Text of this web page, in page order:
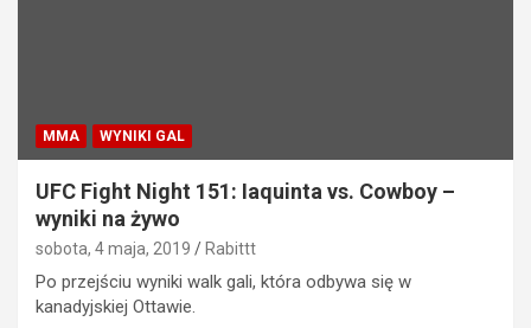
MMA WYNIKI GAL
UFC Fight Night 151: Iaquinta vs. Cowboy –
wyniki na żywo
sobota, 4 maja, 2019 Rabittt
Po przejściu wyniki walk gali, która odbywa się w
kanadyjskiej Ottawie.